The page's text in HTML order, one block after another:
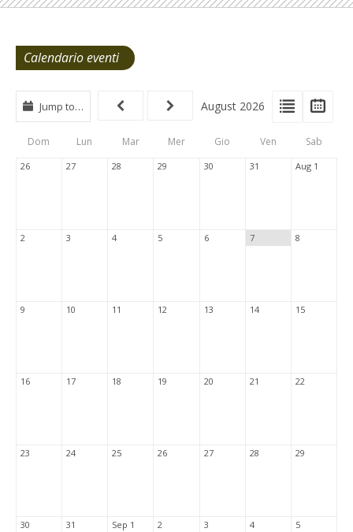
Calendario eventi
View
Type
Tabs
View
List
Jump to… August 2026
Dom Lun Mar Mer Gio Ven Sab
26 27 28 29 30 31 Aug 1
2 3 4 5 6 7 8
9 10 11 12 13 14 15
16 17 18 19 20 21 22
23 24 25 26 27 28 29
30 31 Sep 1 2 3 4 5